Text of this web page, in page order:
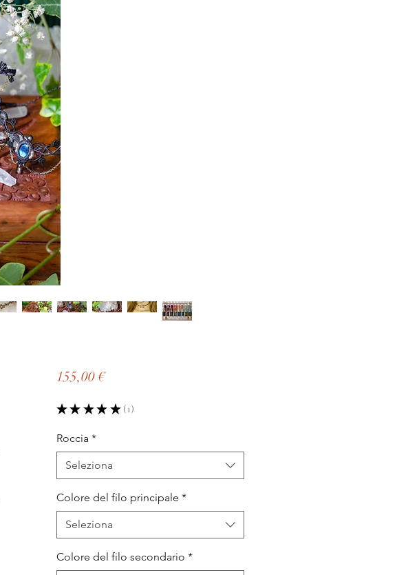
155,00 €Prezzo
★ ★ ★ ★ ★ 1
1
Roccia *
Seleziona
Colore del filo principale *
Seleziona
Colore del filo secondario *